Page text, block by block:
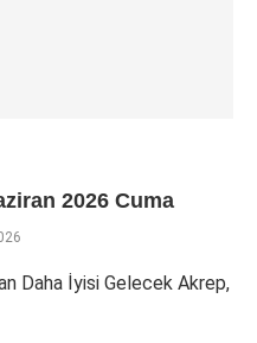
2026 Cuma
Daha İyisi Gelecek Akrep,